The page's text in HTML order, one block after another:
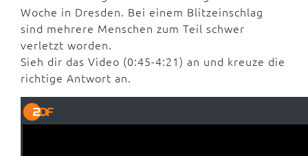
Woche in Dresden. Bei einem Blitzeinschlag
sind mehrere Menschen zum Teil schwer
verletzt worden.
Sieh dir das Video (0:45-4:21) an und kreuze die
richtige Antwort an.